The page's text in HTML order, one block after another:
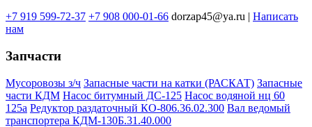
+7 919 599-72-37 +7 908 000-01-66 dorzap45@ya.ru | Написать
нам
Запчасти
Мусоровозы з/ч Запасные части на катки (РАСКАТ) Запасные
части КДМ Насос битумный ДС-125 Насос водяной нц 60
125а Редуктор раздаточный КО-806.36.02.300 Вал ведомый
транспортера КДМ-130Б.31.40.000